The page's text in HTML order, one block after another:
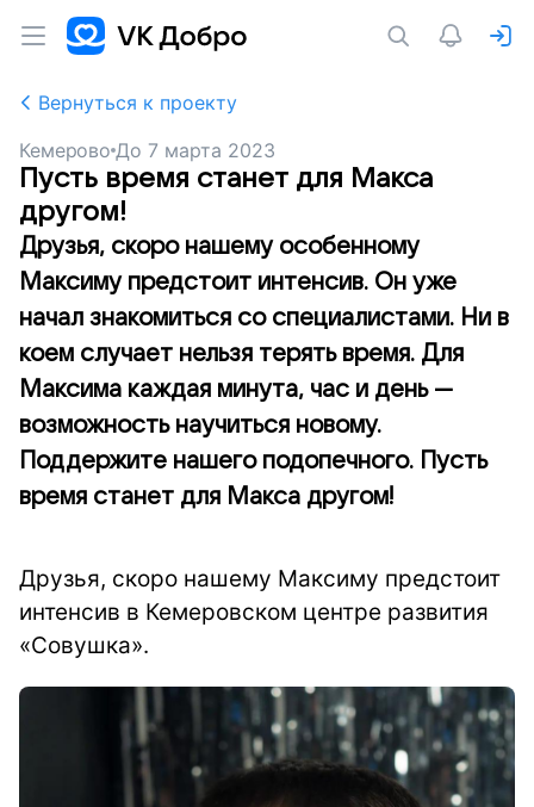
Вернуться к проекту
Кемерово До 7 марта 2023
Пусть время станет для Макса
другом!
Друзья, скоро нашему особенному
Максиму предстоит интенсив. Он уже
начал знакомиться со специалистами. Ни в
коем случает нельзя терять время. Для
Максима каждая минута, час и день —
возможность научиться новому.
Поддержите нашего подопечного. Пусть
время станет для Макса другом!
Друзья, скоро нашему Максиму предстоит
интенсив в Кемеровском центре развития
«Совушка».